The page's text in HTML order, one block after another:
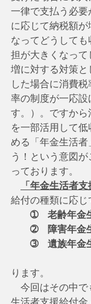
一律で支払う必
に応じて納税額
なってどうして
担が大きくなっ
増に対する対策
した場合に消費
率の制度が一応設
す。）。ですか
を一部活用して
める「年金生活
う！という意図
っております。
「年金生活者支
給付の種類に応じ
➀　老齢年金
➁　障害年金
➂　遺族年金
の3
ります。
今回はその中で